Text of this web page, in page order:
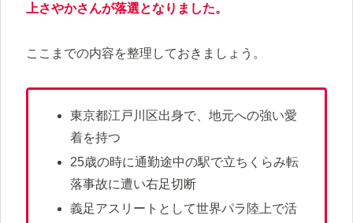
上さやかさんが落選となりました。
ここまでの内容を整理しておきましょう。
東京都江戸川区出身で、地元への強い愛
着を持つ
25歳の時に通勤途中の駅で立ちくらみ転
落事故に遭い右足切断
義足アスリートとして世界パラ陸上で活